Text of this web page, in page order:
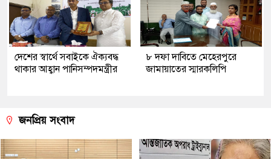
দেশের স্বার্থে সবাইকে ঐক্যবদ্ধ
থাকার আহ্বান পানিসম্পদমন্ত্রীর
৮ দফা দাবিতে মেহেরপুরে
জামায়াতের স্মারকলিপি
জনপ্রিয় সংবাদ